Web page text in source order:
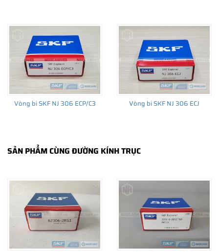
THÔNG TIN HỮU ÍCH
Vòng bi SKF chính hãng, Những lưu ý cơ bản trước khi mua hàng
Xuất xứ vòng bi SKF chính hãng ở đâu?
Chất lượng vòng bi SKF chính hãng
Vòng bi SKF NJ 306 ECP/C3 Vòng bi SKF NJ 306 ECJ
SẢN PHẨM CÙNG ĐƯỜNG KÍNH TRỤC